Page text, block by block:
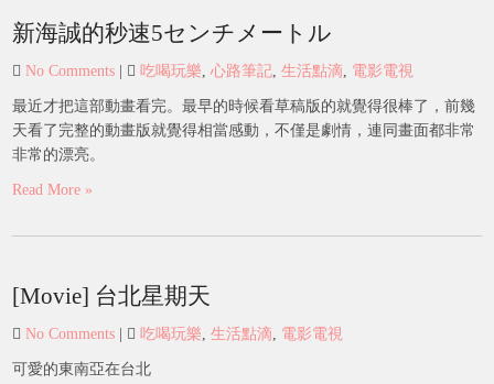
新海誠的秒速5センチメートル
No Comments 吃喝玩樂,心路筆記,生活點滴, 電影電視
最近才把這部動畫看完。最早的時候看草稿版的就覺得很棒了，前幾
天看了完整的動畫版就覺得相當感動，不僅是劇情，連同畫面都非常
非常的漂亮。
Read More »
[Movie] 台北星期天
No Comments 吃喝玩樂,生活點滴, 電影電視
可愛的東南亞在台北